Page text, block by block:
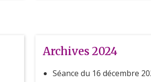
Archives 2024
Séance du 16 décembre